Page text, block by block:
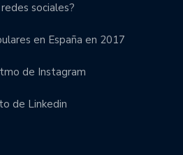
sociales?
en España en 2017
de Instagram
de Linkedin